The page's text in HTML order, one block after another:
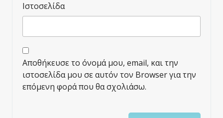
Ιστοσελίδα
Αποθήκευσε το όνομά μου, email, και την
ιστοσελίδα μου σε αυτόν τον Browser για την
επόμενη φορά που θα σχολιάσω.